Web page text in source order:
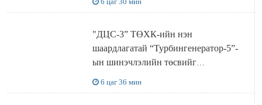
"ДЦС-3” ТӨХК-ийн нэн
шаардлагатай “Турбингенератор-5”-
ын шинэчлэлийн төсвийг
6 цаг 36 мин